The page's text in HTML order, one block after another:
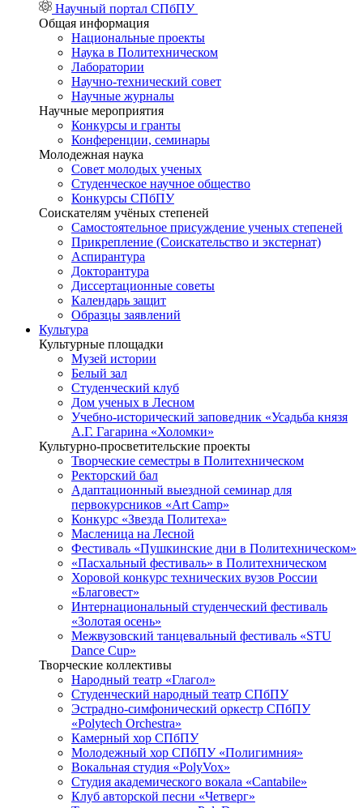
Научный портал СПбПУ
Общая информация
Национальные проекты
Наука в Политехническом
Лаборатории
Научно-технический совет
Научные журналы
Научные мероприятия
Конкурсы и гранты
Конференции, семинары
Молодежная наука
Совет молодых ученых
Студенческое научное общество
Конкурсы СПбПУ
Соискателям учёных степеней
Самостоятельное присуждение ученых степеней
Прикрепление (Соискательство и экстернат)
Аспирантура
Докторантура
Диссертационные советы
Календарь защит
Образцы заявлений
Культура
Культурные площадки
Музей истории
Белый зал
Студенческий клуб
Дом ученых в Лесном
Учебно-исторический заповедник «Усадьба князя
А.Г. Гагарина «Холомки»
Культурно-просветительские проекты
Творческие семестры в Политехническом
Ректорский бал
Адаптационный выездной семинар для
первокурсников «Art Camp»
Конкурс «Звезда Политеха»
Масленица на Лесной
Фестиваль «Пушкинские дни в Политехническом»
«Пасхальный фестиваль» в Политехническом
Хоровой конкурс технических вузов России
«Благовест»
Интернациональный студенческий фестиваль
«Золотая осень»
Межвузовский танцевальный фестиваль «STU
Dance Cup»
Творческие коллективы
Народный театр «Глагол»
Студенческий народный театр СПбПУ
Эстрадно-симфонический оркестр СПбПУ
«Polytech Orchestra»
Камерный хор СПбПУ
Молодежный хор СПбПУ «Полигимния»
Вокальная студия «PolyVox»
Студия академического вокала «Cantabile»
Клуб авторской песни «Четверг»